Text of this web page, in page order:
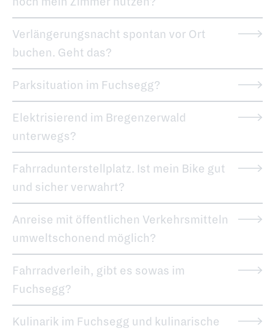
Verlängerungsnacht spontan vor Ort
buchen. Geht das?
Parksituation im Fuchsegg?
Elektrisierend im Bregenzerwald
unterwegs?
Fahrradunterstellplatz. Ist mein Bike gut
und sicher verwahrt?
Anreise mit öffentlichen Verkehrsmitteln
umweltschonend möglich?
Fahrradverleih, gibt es sowas im
Fuchsegg?
Kulinarik im Fuchsegg und kulinarische